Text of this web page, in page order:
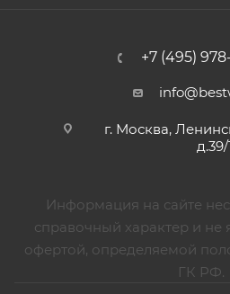
+7 (495)
г. Москва,
д.39/
Информация на сайте
справочный характер и не
офертой, определяемой
ГК РФ.